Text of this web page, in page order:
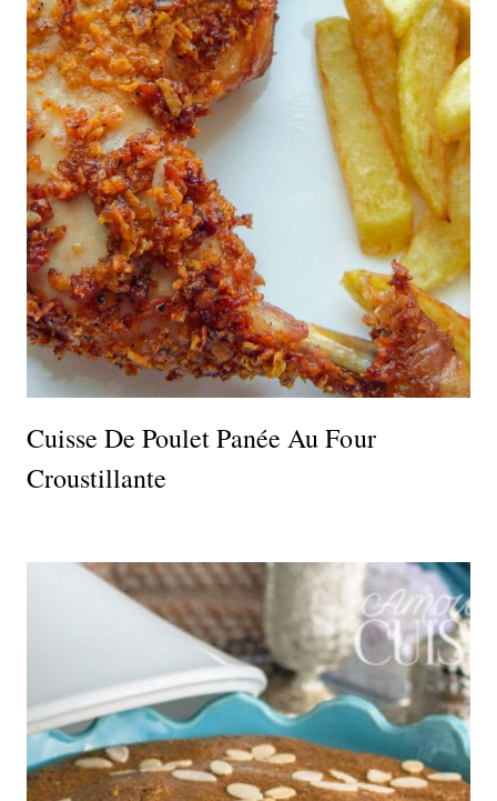
Cuisse De Poulet Panée Au Four
Croustillante